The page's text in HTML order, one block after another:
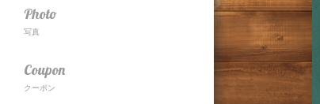
Photo
写真
Coupon
クーポン